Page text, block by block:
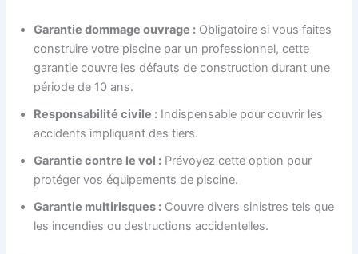
Garantie dommage ouvrage : Obligatoire si vous faites
construire votre piscine par un professionnel, cette
garantie couvre les défauts de construction durant une
période de 10 ans.
Responsabilité civile : Indispensable pour couvrir les
accidents impliquant des tiers.
Garantie contre le vol : Prévoyez cette option pour
protéger vos équipements de piscine.
Garantie multirisques : Couvre divers sinistres tels que
les incendies ou destructions accidentelles.